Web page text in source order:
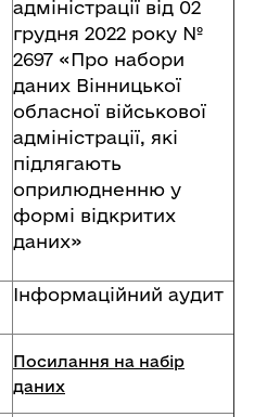
адміністрації від 02
грудня 2022 року №
2697 «Про набори
даних Вінницької
обласної військової
адміністрації, які
підлягають
оприлюдненню у
формі відкритих
даних»
Інформаційний аудит
Посилання на набір
даних